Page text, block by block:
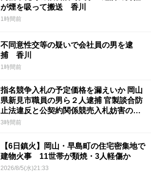
が煙を吸って搬送 香川
1時間前
不同意性交等の疑いで会社員の男を逮
捕 香川
1時間前
指名競争入札の予定価格を漏えいか 岡山
県新見市職員の男ら２人逮捕 官製談合防
止法違反と公契約関係競売入札妨害の疑
い
3時間前
【6日鎮火】岡山・早島町の住宅密集地で
建物火事 11世帯が類焼・3人軽傷か
2026/8/5(水)21:33